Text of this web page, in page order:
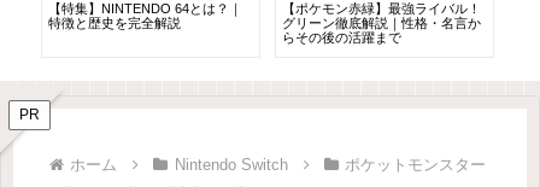
【特集】NINTENDO 64とは？｜
特徴と歴史を完全解説
【ポケモン赤緑】最強ライバル！
グリーン徹底解説｜性格・名言か
らその後の活躍まで
PR
ホーム Nintendo Switch
ポケットモンスター